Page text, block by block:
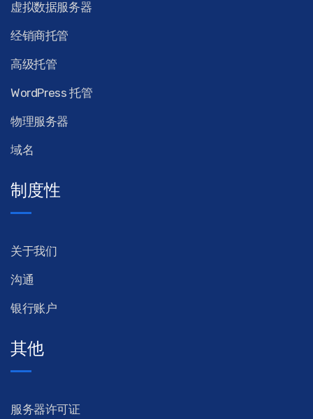
虚拟数据服务器
经销商托管
高级托管
WordPress 托管
物理服务器
域名
制度性
关于我们
沟通
银行账户
其他
服务器许可证